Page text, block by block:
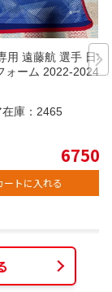
用 遠藤航 選手 日本
ォーム 2022-2024
庫： 2465
6750
ートに入れる